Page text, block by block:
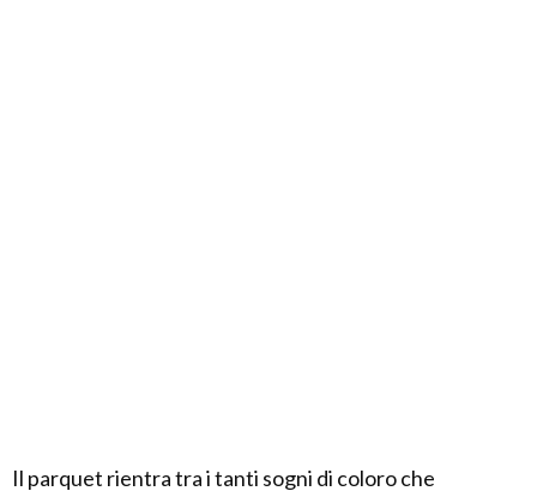
Il parquet rientra tra i tanti sogni di coloro che